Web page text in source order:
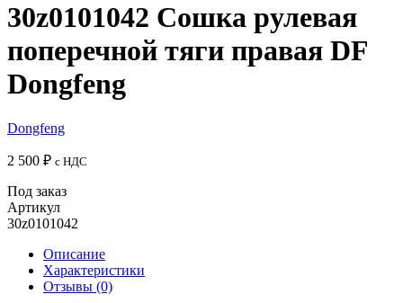
30z0101042 Сошка рулевая
поперечной тяги правая DF
Dongfeng
Dongfeng
2 500 ₽ с НДС
Под заказ
Артикул
30z0101042
Описание
Характеристики
Отзывы (0)